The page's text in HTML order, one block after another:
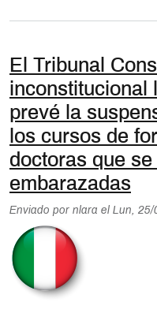
El Tribunal
inconstitucional
prevé la
los cursos de
doctoras que
embarazadas
Enviado por nlara el Lun, 25/